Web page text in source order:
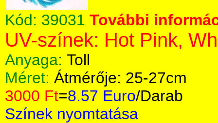
Kód: 39031 További
UV-színek: Hot Pink,
Anyaga: Toll
Méret: Átmérője: 25-27cm
3000 Ft=8.57 Euro/Darab
Színek nyomtatása